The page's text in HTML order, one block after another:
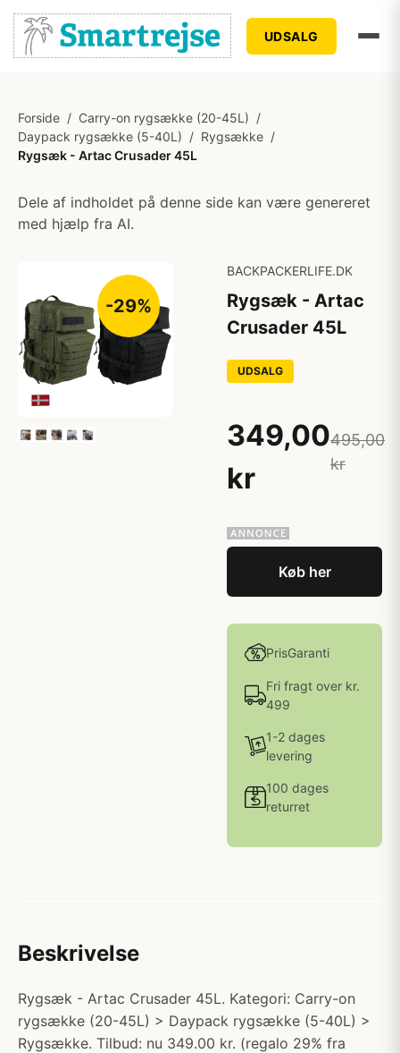
UDSALG
Forside / Carry-on rygsække (20-45L) /
Daypack rygsække (5-40L) / Rygsække /
Rygsæk - Artac Crusader 45L
Dele af indholdet på denne side kan være genereret
med hjælp fra AI.
-29%
BACKPACKERLIFE.DK
Rygsæk - Artac
Crusader 45L
UDSALG
349,00
kr
495,00
kr
Køb her
PrisGaranti
Fri fragt over kr.
499
1-2 dages
levering
100 dages
returret
Beskrivelse
Rygsæk - Artac Crusader 45L. Kategori: Carry-on
rygsække (20-45L) > Daypack rygsække (5-40L) >
Rygsække. Tilbud: nu 349.00 kr. (regalo 29% fra